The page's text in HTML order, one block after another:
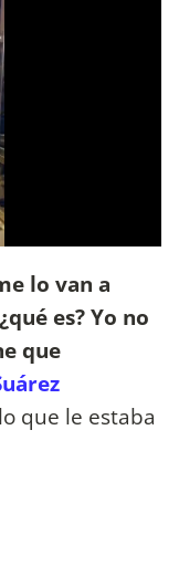
lo van a
es? Yo no
que
que le estaba